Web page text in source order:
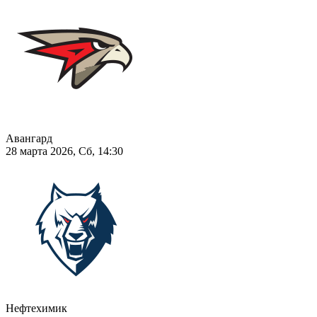
Авангард
28 марта 2026, Сб, 14:30
Нефтехимик